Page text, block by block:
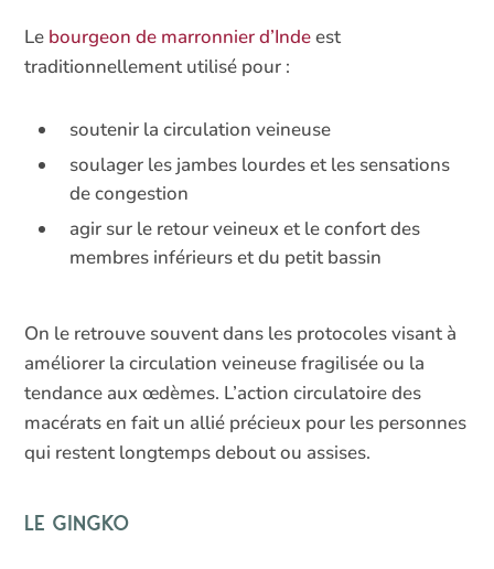
Le bourgeon de marronnier d’Indeest
traditionnellement utilisé pour :
soutenir la circulation veineuse
soulager les jambes lourdes et les sensations
de congestion
agir sur le retour veineux et le confort des
membres inférieurs et du petit bassin
On le retrouve souvent dans les protocoles visant à
améliorer la circulation veineuse fragilisée ou la
tendance aux œdèmes. L’action circulatoire des
macérats en fait un allié précieux pour les personnes
qui restent longtemps debout ou assises.
Le gingko